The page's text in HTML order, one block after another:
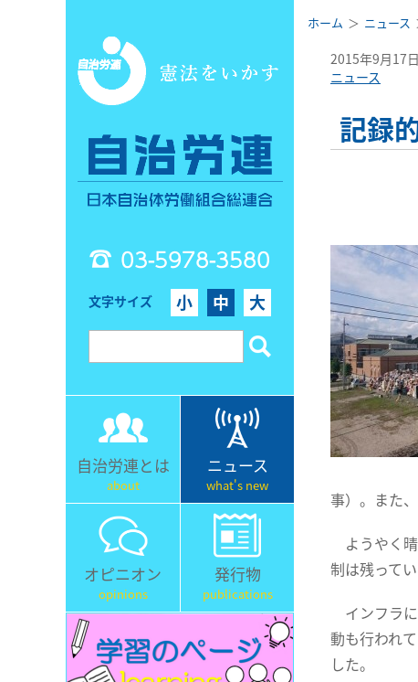
03-5978-3580
文字サイズ 小 中 大
自治労連とは
about
ニュース
what's new
オピニオン
opinions
発行物
publications
ホーム ニュース
2015年9月17日
ニュース
記録
事）。また
ようやく
制は残って
インフラ
動も行われ
した。